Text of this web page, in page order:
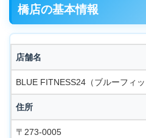
橋店の基本情報
店舗名
BLUE FITNESS24（ブルーフィ
住所
〒273-0005